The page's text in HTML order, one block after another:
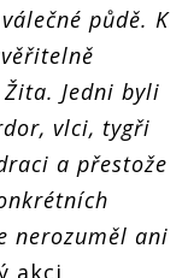
půdě. K
Jedni byli
vlci, tygři
a přestože
nerozuměl ani
akci